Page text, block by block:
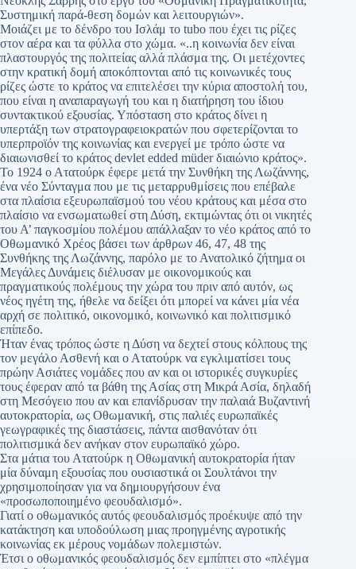
Συστημική παρά-θεση δομών και λειτουργιών».
Μοιάζει με το δένδρο του Ισλάμ το tubo που έχει τις ρίζες
στον αέρα και τα φύλλα στο χώμα. «..η κοινωνία δεν είναι
πλαστουργός της πολιτείας αλλά πλάσμα της. Οι μετέχοντες
στην κρατική δομή αποκόπτονται από τις κοινωνικές τους
ρίζες ώστε το κράτος να επιτελέσει την κύρια αποστολή του,
που είναι η αναπαραγωγή του και η διατήρηση του ίδιου
συντακτικού εξουσίας. Υπόσταση στο κράτος δίνει η
υπερτάξη των στρατογραφειοκρατών που σφετερίζονται το
υπερπροϊόν της κοινωνίας και ενεργεί με τρόπο ώστε να
διαιωνισθεί το κράτος devlet edded müder διαιώνιο κράτος».
Το 1924 ο Ατατούρκ έφερε μετά την Συνθήκη της Λωζάννης,
ένα νέο Σύνταγμα που με τις μεταρρυθμίσεις που επέβαλε
στα πλαίσια εξευρωπαϊσμού του νέου κράτους και μέσα στο
πλαίσιο να ενσωματωθεί στη Δύση, εκτιμώντας ότι οι νικητές
του Α’ παγκοσμίου πολέμου απάλλαξαν το νέο κράτος από το
Οθωμανικό Χρέος βάσει των άρθρων 46, 47, 48 της
Συνθήκης της Λωζάννης, παρόλο με το Ανατολικό ζήτημα οι
Μεγάλες Δυνάμεις διέλυσαν με οικονομικούς και
πραγματικούς πολέμους την χώρα του πριν από αυτόν, ως
νέος ηγέτη της, ήθελε να δείξει ότι μπορεί να κάνει μία νέα
αρχή σε πολιτικό, οικονομικό, κοινωνικό και πολιτισμικό
επίπεδο.
Ήταν ένας τρόπος ώστε η Δύση να δεχτεί στους κόλπους της
τον μεγάλο Ασθενή και ο Ατατούρκ να εγκλιματίσει τους
πρώην Ασιάτες νομάδες που αν και οι ιστορικές συγκυρίες
τους έφεραν από τα βάθη της Ασίας στη Μικρά Ασία, δηλαδή
στη Μεσόγειο που αν και επανίδρυσαν την παλαιά Βυζαντινή
αυτοκρατορία, ως Οθωμανική, στις παλιές ευρωπαϊκές
γεωγραφικές της διαστάσεις, πάντα αισθανόταν ότι
πολιτισμικά δεν ανήκαν στον ευρωπαϊκό χώρο.
Στα μάτια του Ατατούρκ η Οθωμανική αυτοκρατορία ήταν
μία δύναμη εξουσίας που ουσιαστικά οι Σουλτάνοι την
χρησιμοποίησαν για να δημιουργήσουν ένα
«προσωποποιημένο φεουδαλισμό».
Γιατί ο οθωμανικός αυτός φεουδαλισμός προέκυψε από την
κατάκτηση και υποδούλωση μιας προηγμένης αγροτικής
κοινωνίας εκ μέρους νομάδων πολεμιστών.
Έτσι ο οθωμανικός φεουδαλισμός δεν εμπίπτει στο «πλέγμα